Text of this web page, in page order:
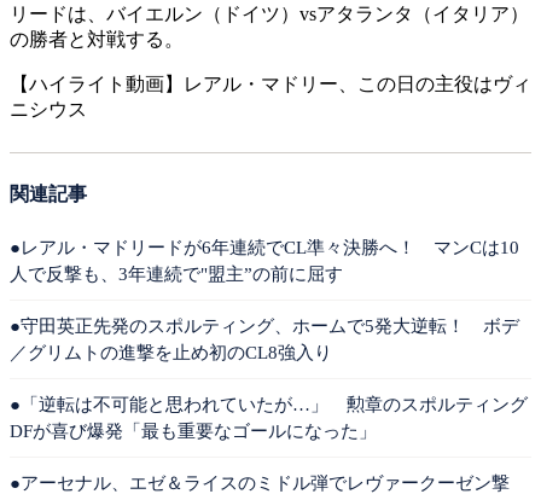
リードは、バイエルン（ドイツ）vsアタランタ（イタリア）
の勝者と対戦する。
【ハイライト動画】レアル・マドリー、この日の主役はヴィ
ニシウス
関連記事
●レアル・マドリードが6年連続でCL準々決勝へ！ マンCは10
人で反撃も、3年連続で"盟主”の前に屈す
●守田英正先発のスポルティング、ホームで5発大逆転！ ボデ
／グリムトの進撃を止め初のCL8強入り
●「逆転は不可能と思われていたが…」 勲章のスポルティング
DFが喜び爆発「最も重要なゴールになった」
●アーセナル、エゼ＆ライスのミドル弾でレヴァークーゼン撃